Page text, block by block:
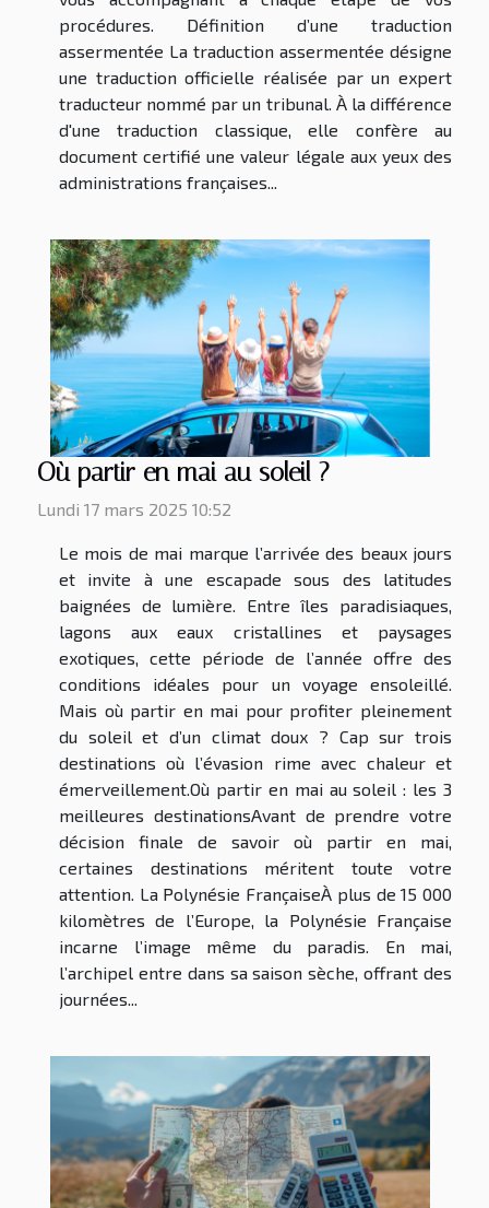
procédures. Définition d’une traduction
assermentée La traduction assermentée désigne
une traduction officielle réalisée par un expert
traducteur nommé par un tribunal. À la différence
d'une traduction classique, elle confère au
document certifié une valeur légale aux yeux des
administrations françaises...
Où partir en mai au soleil ?
Lundi 17 mars 2025 10:52
Le mois de mai marque l’arrivée des beaux jours
et invite à une escapade sous des latitudes
baignées de lumière. Entre îles paradisiaques,
lagons aux eaux cristallines et paysages
exotiques, cette période de l’année offre des
conditions idéales pour un voyage ensoleillé.
Mais où partir en mai pour profiter pleinement
du soleil et d’un climat doux ? Cap sur trois
destinations où l’évasion rime avec chaleur et
émerveillement.Où partir en mai au soleil : les 3
meilleures destinationsAvant de prendre votre
décision finale de savoir où partir en mai,
certaines destinations méritent toute votre
attention. La Polynésie FrançaiseÀ plus de 15 000
kilomètres de l’Europe, la Polynésie Française
incarne l’image même du paradis. En mai,
l’archipel entre dans sa saison sèche, offrant des
journées...